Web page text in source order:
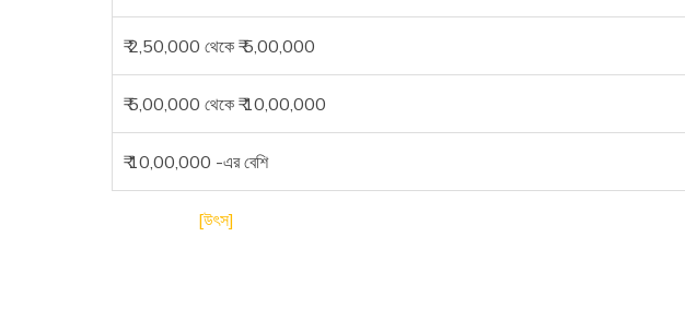
₹ 2,50,000 থেকে ₹ 5,00,000
₹ 5,00,000 থেকে ₹ 10,00,000
₹ 10,00,000 -এর বেশি
[উৎস]